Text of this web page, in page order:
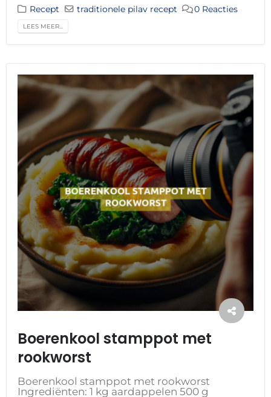
Recept traditionele pilav recept 0 Reacties
LEES MEER...
Boerenkool stamppot met
rookworst
Boerenkool stamppot met rookworst
Ingrediënten: 1 kg aardappelen 500 g